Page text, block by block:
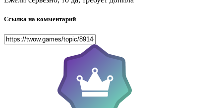
Ссылка на комментарий